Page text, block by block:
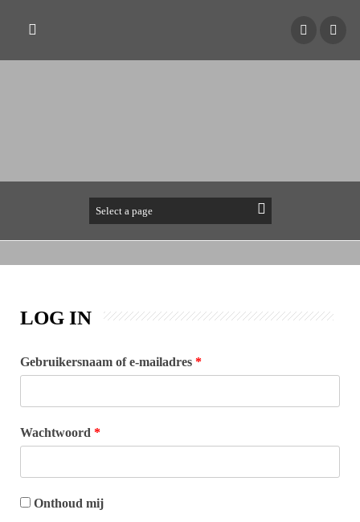
LOG IN
Gebruikersnaam of e-mailadres *
Wachtwoord *
Onthoud mij